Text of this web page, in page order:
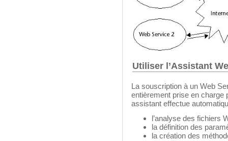
Utiliser l’Assistant
La souscription à un Web
entièrement prise en charge
assistant effectue
l’analyse des fichiers
la définition des
la création des